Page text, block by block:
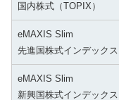
国内株式（TOPIX）
eMAXIS Slim
先進国株式インデックス
eMAXIS Slim
新興国株式インデックス